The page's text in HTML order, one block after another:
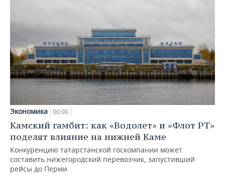
Экономика 00:00
Камский гамбит: как «Водолет» и «Флот РТ»
поделят влияние на нижней Каме
Конкуренцию татарстанской госкомпании может
составить нижегородский перевозчик, запустивший
рейсы до Перми